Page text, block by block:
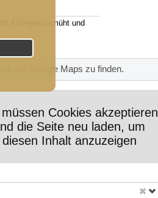
Anliegen bemüht und
wir auf Google Maps zu finden.
Cookies akzeptieren
die Seite neu laden, um
diesen Inhalt anzuzeigen